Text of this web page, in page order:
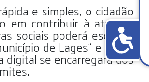
e simples, o cidadão
em contribuir à atuação
sociais poderá escolher
de Lages” e então
digital se encarregará dos